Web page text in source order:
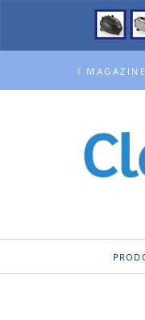
I MAGAZINE